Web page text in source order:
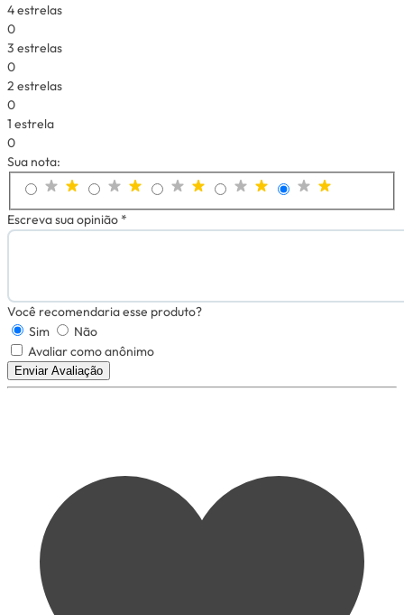
4 estrelas
0
3 estrelas
0
2 estrelas
0
1 estrela
0
Sua nota:
Escreva sua opinião *
Você recomendaria esse produto?
Sim
Não
Avaliar como anônimo
Enviar Avaliação